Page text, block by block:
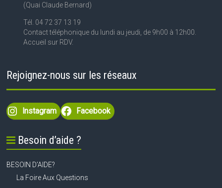
(Quai Claude Bernard)
Tél. 04 72 37 13 19
Contact téléphonique du lundi au jeudi, de 9h00 à 12h00.
Accueil sur RDV.
Rejoignez-nous sur les réseaux
Instagram Facebook
Besoin d’aide ?
BESOIN D’AIDE?
La Foire Aux Questions